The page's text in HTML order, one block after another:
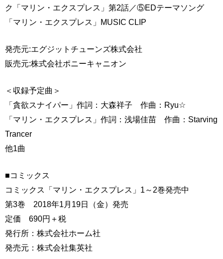
ク「マリン・エクスプレス」第2話／⑤EDテーマソング
「マリン・エクスプレス」MUSIC CLIP
発売元:エグジットチューンズ株式会社
販売元:株式会社ポニーキャニオン
＜収録予定曲＞
「貪欲スナイパー」作詞：大森祥子 作曲：Ryu☆
「マリン・エクスプレス」作詞：浅場佳苗 作曲：Starving
Trancer
他1曲
■コミックス
コミックス「マリン・エクスプレス」1～2巻発売中
第3巻 2018年1月19日（金）発売
定価 690円＋税
発行所：株式会社ホーム社
発売元：株式会社集英社